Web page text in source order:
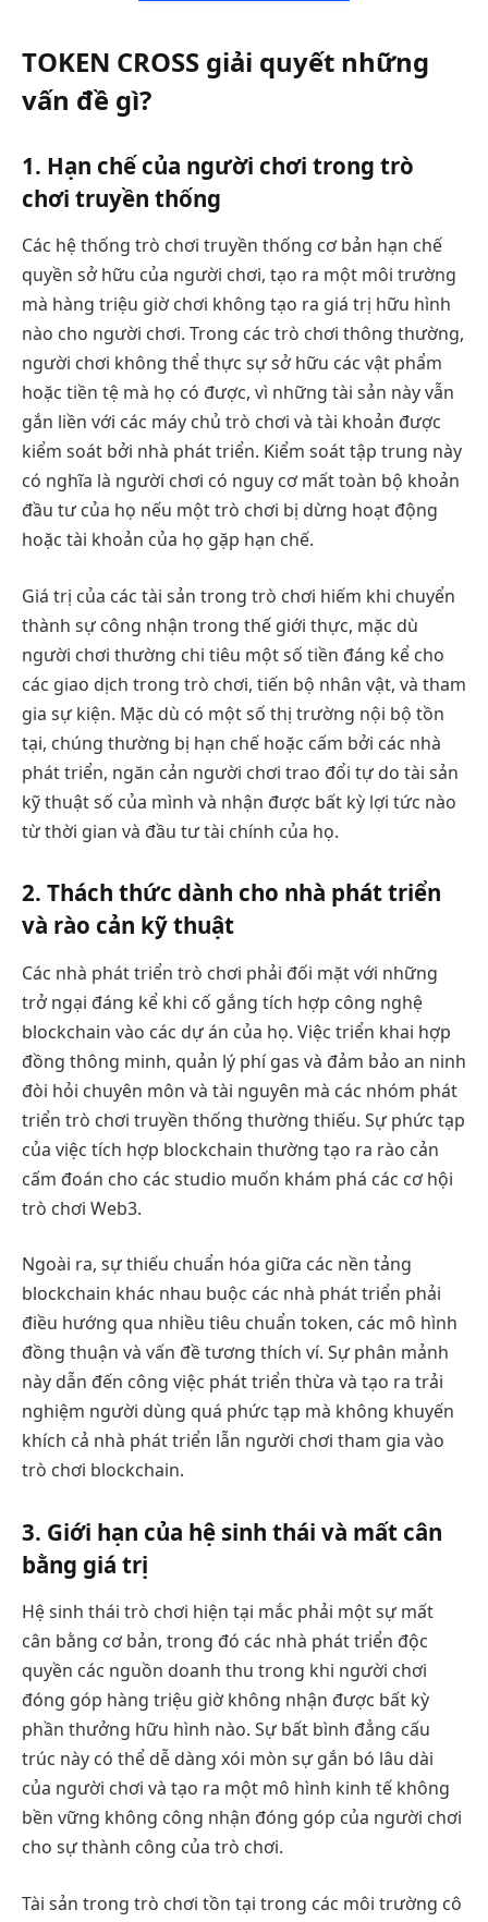
TOKEN CROSS giải quyết những
vấn đề gì?
1. Hạn chế của người chơi trong trò
chơi truyền thống
Các hệ thống trò chơi truyền thống cơ bản hạn chế
quyền sở hữu của người chơi, tạo ra một môi trường
mà hàng triệu giờ chơi không tạo ra giá trị hữu hình
nào cho người chơi. Trong các trò chơi thông thường,
người chơi không thể thực sự sở hữu các vật phẩm
hoặc tiền tệ mà họ có được, vì những tài sản này vẫn
gắn liền với các máy chủ trò chơi và tài khoản được
kiểm soát bởi nhà phát triển. Kiểm soát tập trung này
có nghĩa là người chơi có nguy cơ mất toàn bộ khoản
đầu tư của họ nếu một trò chơi bị dừng hoạt động
hoặc tài khoản của họ gặp hạn chế.
Giá trị của các tài sản trong trò chơi hiếm khi chuyển
thành sự công nhận trong thế giới thực, mặc dù
người chơi thường chi tiêu một số tiền đáng kể cho
các giao dịch trong trò chơi, tiến bộ nhân vật, và tham
gia sự kiện. Mặc dù có một số thị trường nội bộ tồn
tại, chúng thường bị hạn chế hoặc cấm bởi các nhà
phát triển, ngăn cản người chơi trao đổi tự do tài sản
kỹ thuật số của mình và nhận được bất kỳ lợi tức nào
từ thời gian và đầu tư tài chính của họ.
2. Thách thức dành cho nhà phát triển
và rào cản kỹ thuật
Các nhà phát triển trò chơi phải đối mặt với những
trở ngại đáng kể khi cố gắng tích hợp công nghệ
blockchain vào các dự án của họ. Việc triển khai hợp
đồng thông minh, quản lý phí gas và đảm bảo an ninh
đòi hỏi chuyên môn và tài nguyên mà các nhóm phát
triển trò chơi truyền thống thường thiếu. Sự phức tạp
của việc tích hợp blockchain thường tạo ra rào cản
cấm đoán cho các studio muốn khám phá các cơ hội
trò chơi Web3.
Ngoài ra, sự thiếu chuẩn hóa giữa các nền tảng
blockchain khác nhau buộc các nhà phát triển phải
điều hướng qua nhiều tiêu chuẩn token, các mô hình
đồng thuận và vấn đề tương thích ví. Sự phân mảnh
này dẫn đến công việc phát triển thừa và tạo ra trải
nghiệm người dùng quá phức tạp mà không khuyến
khích cả nhà phát triển lẫn người chơi tham gia vào
trò chơi blockchain.
3. Giới hạn của hệ sinh thái và mất cân
bằng giá trị
Hệ sinh thái trò chơi hiện tại mắc phải một sự mất
cân bằng cơ bản, trong đó các nhà phát triển độc
quyền các nguồn doanh thu trong khi người chơi
đóng góp hàng triệu giờ không nhận được bất kỳ
phần thưởng hữu hình nào. Sự bất bình đẳng cấu
trúc này có thể dễ dàng xói mòn sự gắn bó lâu dài
của người chơi và tạo ra một mô hình kinh tế không
bền vững không công nhận đóng góp của người chơi
cho sự thành công của trò chơi.
Tài sản trong trò chơi tồn tại trong các môi trường cô